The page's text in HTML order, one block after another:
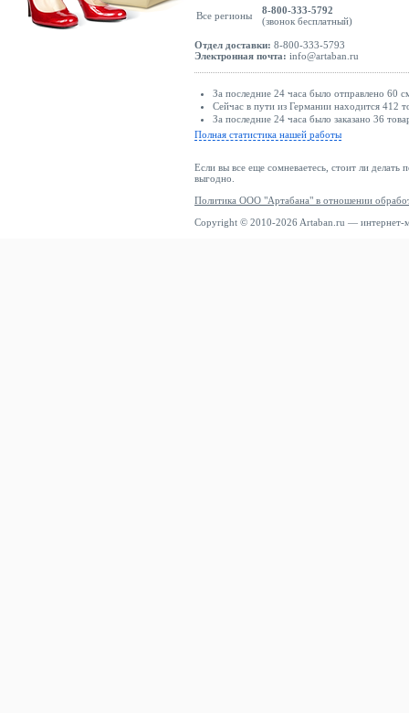
Все регионы
8-800-333-5792
(звонок бесплатный)
Отдел доставки: 8-800-333-5793
Электронная почта: info@artaban.ru
За последние 24 часа было отправлено 60
Сейчас в пути из Германии находится 412
За последние 24 часа было заказано 36
Полная статистика нашей работы
Если вы все еще сомневаетесь, стоит ли делать
выгодно.
Политика ООО "Артабана" в отношении
Copyright © 2010-2026 Artaban.ru — интернет-